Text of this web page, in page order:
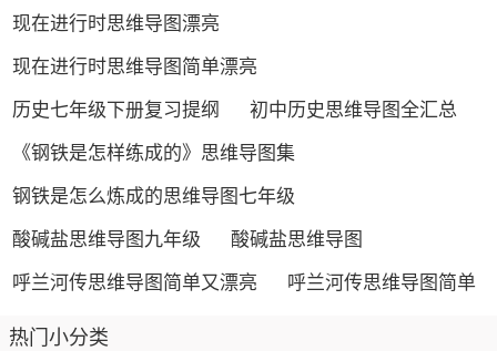
现在进行时思维导图漂亮
现在进行时思维导图简单漂亮
历史七年级下册复习提纲 初中历史思维导图全汇总
《钢铁是怎样练成的》思维导图集
钢铁是怎么炼成的思维导图七年级
酸碱盐思维导图九年级 酸碱盐思维导图
呼兰河传思维导图简单又漂亮 呼兰河传思维导图简单
热门小分类